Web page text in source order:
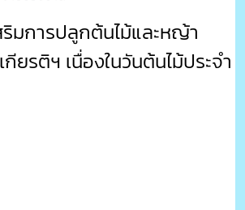
ริมการปลูกต้นไม้และหญ้า
ยรติฯ เนื่องในวันต้นไม้ประจำ